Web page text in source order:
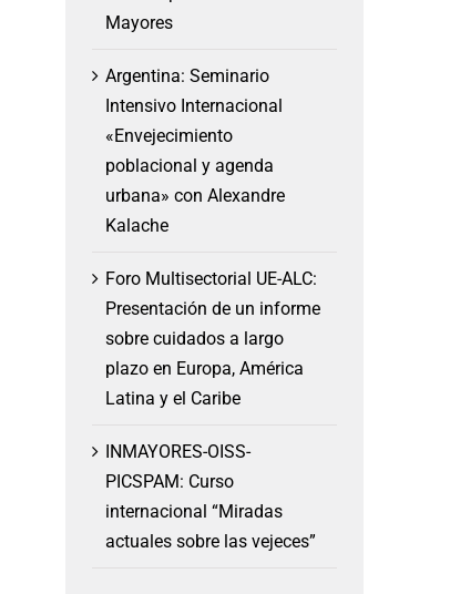
Mayores
Argentina: Seminario
Intensivo Internacional
«Envejecimiento
poblacional y agenda
urbana» con Alexandre
Kalache
Foro Multisectorial UE-ALC:
Presentación de un informe
sobre cuidados a largo
plazo en Europa, América
Latina y el Caribe
INMAYORES-OISS-
PICSPAM: Curso
internacional “Miradas
actuales sobre las vejeces”